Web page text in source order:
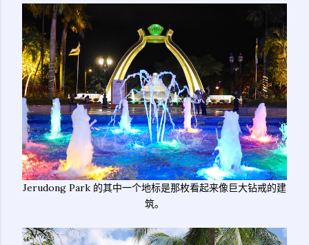
Jerudong Park 的其中一个地标是那枚看起来像巨大钻戒的建
筑。